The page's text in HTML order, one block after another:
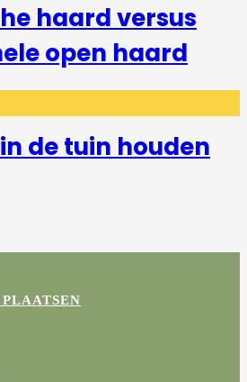
haard versus
open haard
de tuin houden